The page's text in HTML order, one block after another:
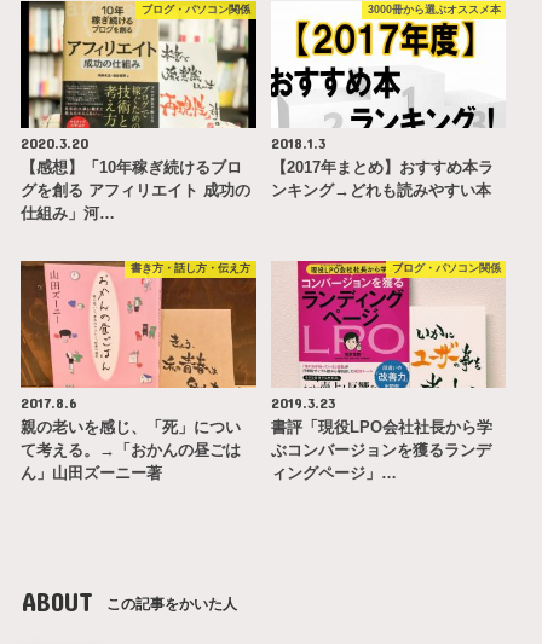
ブログ・パソコン関係
2020.3.20
【感想】「10年稼ぎ続けるブロ
グを創る アフィリエイト 成功の
仕組み」河…
3000冊から選ぶオススメ本
2018.1.3
【2017年まとめ】おすすめ本ラ
ンキング→どれも読みやすい本
書き方・話し方・伝え方
2017.8.6
親の老いを感じ、「死」につい
て考える。→「おかんの昼ごは
ん」山田ズーニー著
ブログ・パソコン関係
2019.3.23
書評「現役LPO会社社長から学
ぶコンバージョンを獲るランデ
ィングページ」…
ABOUT この記事をかいた人